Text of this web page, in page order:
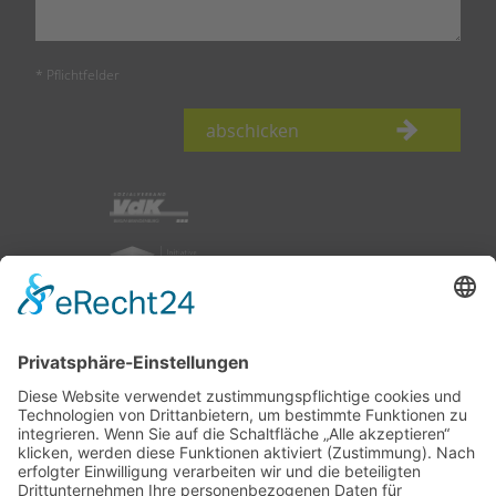
* Pflichtfelder
abschicken